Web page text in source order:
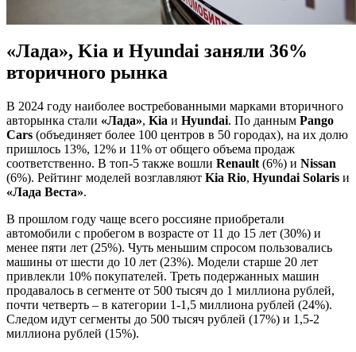
«Лада», Kia и Hyundai заняли 36%
вторичного рынка
В 2024 году наиболее востребованными марками вторичного
авторынка стали «Лада», Kia и Hyundai. По данным Pango
Cars (объединяет более 100 центров в 50 городах), на их долю
пришлось 13%, 12% и 11% от общего объема продаж
соответственно. В топ-5 также вошли Renault (6%) и Nissan
(6%). Рейтинг моделей возглавляют Kia Rio, Hyundai Solaris и
«Лада Веста».
В прошлом году чаще всего россияне приобретали
автомобили с пробегом в возрасте от 11 до 15 лет (30%) и
менее пяти лет (25%). Чуть меньшим спросом пользовались
машины от шести до 10 лет (23%). Модели старше 20 лет
привлекли 10% покупателей. Треть подержанных машин
продавалось в сегменте от 500 тысяч до 1 миллиона рублей,
почти четверть – в категории 1-1,5 миллиона рублей (24%).
Следом идут сегменты до 500 тысяч рублей (17%) и 1,5-2
миллиона рублей (15%).